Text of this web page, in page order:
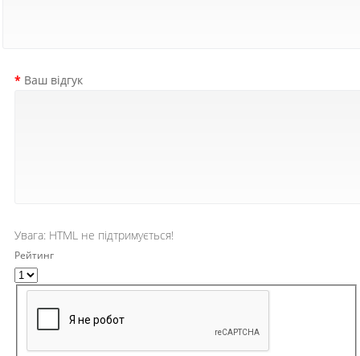
Ваш відгук
Увага: HTML не підтримується!
Рейтинг